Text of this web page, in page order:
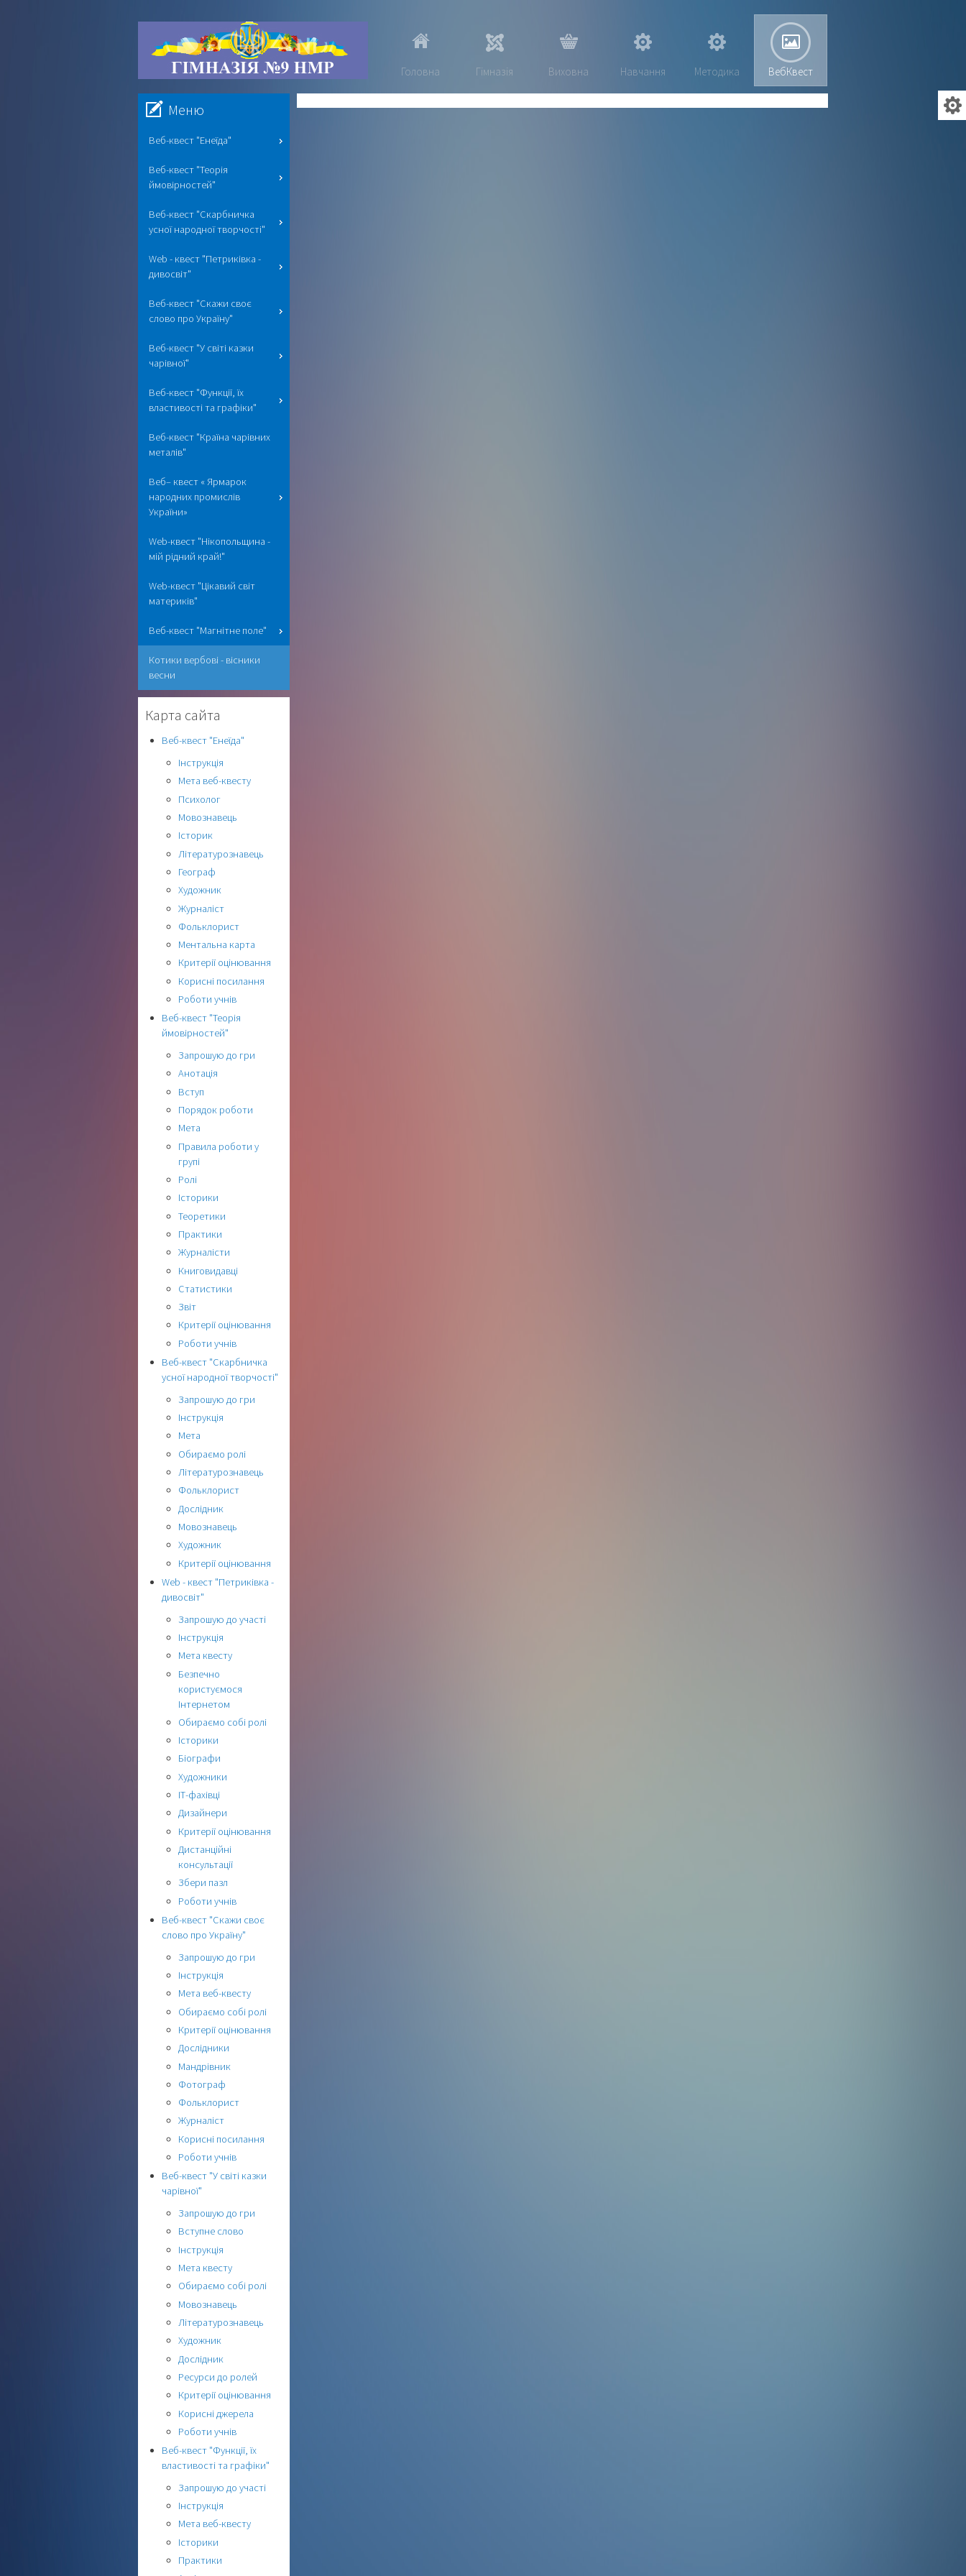
Головна Гімназія Виховна Навчання Методика ВебКвест
Меню
Веб-квест "Енеїда"
Веб-квест "Теорія
ймовірностей"
Веб-квест "Скарбничка
усної народної творчості"
Web - квест "Петриківка -
дивосвіт"
Веб-квест "Скажи своє
слово про Україну"
Веб-квест "У світі казки
чарівної"
Веб-квест "Функції, їх
властивості та графіки"
Веб-квест "Країна чарівних
металів"
Веб– квест « Ярмарок
народних промислів
України»
Web-квест "Нікопольщина -
мій рідний край!"
Web-квест "Цікавий світ
материків"
Веб-квест "Магнітне поле"
Котики вербові - вісники
весни
Карта сайта
Веб-квест "Енеїда"
Інструкція
Мета веб-квесту
Психолог
Мовознавець
Історик
Літературознавець
Географ
Художник
Журналіст
Фольклорист
Ментальна карта
Критерії оцінювання
Корисні посилання
Роботи учнів
Веб-квест "Теорія
ймовірностей"
Запрошую до гри
Анотація
Вступ
Порядок роботи
Мета
Правила роботи у
групі
Ролі
Історики
Теоретики
Практики
Журналісти
Книговидавці
Статистики
Звіт
Критерії оцінювання
Роботи учнів
Веб-квест "Скарбничка
усної народної творчості"
Запрошую до гри
Інструкція
Мета
Обираємо ролі
Літературознавець
Фольклорист
Дослідник
Мовознавець
Художник
Критерії оцінювання
Web - квест "Петриківка -
дивосвіт"
Запрошую до участі
Інструкція
Мета квесту
Безпечно
користуємося
Інтернетом
Обираємо собі ролі
Історики
Біографи
Художники
ІТ-фахівці
Дизайнери
Критерії оцінювання
Дистанційні
консультації
Збери пазл
Роботи учнів
Веб-квест "Скажи своє
слово про Україну"
Запрошую до гри
Інструкція
Мета веб-квесту
Обираємо собі ролі
Критерії оцінювання
Дослідники
Мандрівник
Фотограф
Фольклорист
Журналіст
Корисні посилання
Роботи учнів
Веб-квест "У світі казки
чарівної"
Запрошую до гри
Вступне слово
Інструкція
Мета квесту
Обираємо собі ролі
Мовознавець
Літературознавець
Художник
Дослідник
Ресурси до ролей
Критерії оцінювання
Корисні джерела
Роботи учнів
Веб-квест "Функції, їх
властивості та графіки"
Запрошую до участі
Інструкція
Мета веб-квесту
Історики
Практики